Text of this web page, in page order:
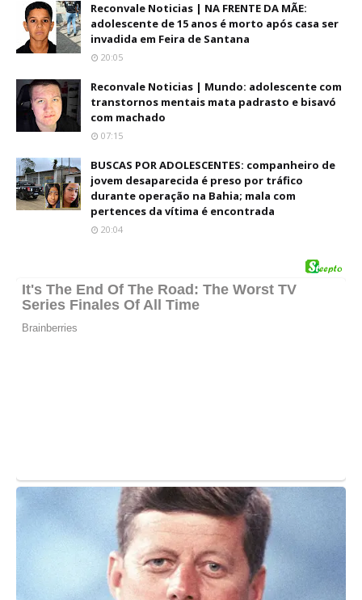
Reconvale Noticias | NA FRENTE DA MÃE:
adolescente de 15 anos é morto após casa ser
invadida em Feira de Santana
20:05
Reconvale Noticias | Mundo: adolescente com
transtornos mentais mata padrasto e bisavó
com machado
07:15
BUSCAS POR ADOLESCENTES: companheiro de
jovem desaparecida é preso por tráfico
durante operação na Bahia; mala com
pertences da vítima é encontrada
20:04